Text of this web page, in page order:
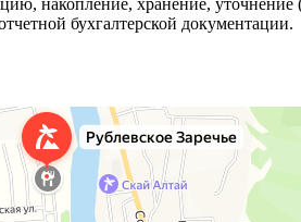
бухгалтерской документации.